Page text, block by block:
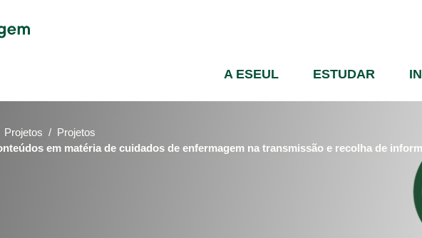
principal
A ESEUL ESTUDAR
Projetos
Projetos
em matéria de cuidados de enfermagem na transmissão e recolha de